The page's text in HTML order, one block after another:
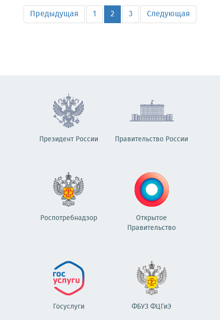
Предыдущая 1 2 3 Следующая
Президент России Правительство России
Роспотребнадзор
Открытое
Правительство
Госуслуги ФБУЗ ФЦГиЭ